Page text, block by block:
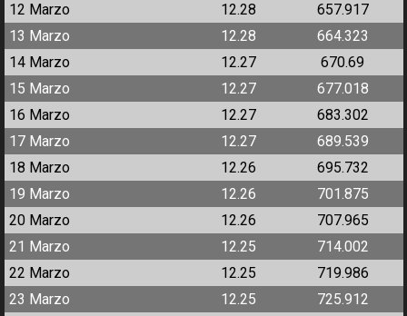
12 Marzo
12.28
657.917
13 Marzo
12.28
664.323
14 Marzo
12.27
670.69
15 Marzo
12.27
677.018
16 Marzo
12.27
683.302
17 Marzo
12.27
689.539
18 Marzo
12.26
695.732
19 Marzo
12.26
701.875
20 Marzo
12.26
707.965
21 Marzo
12.25
714.002
22 Marzo
12.25
719.986
23 Marzo
12.25
725.912